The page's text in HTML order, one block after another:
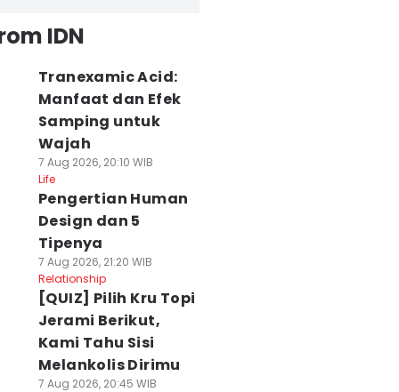
IDN
Tranexamic Acid:
Manfaat dan Efek
Samping untuk
Wajah
7 Aug 2026, 20:10 WIB
Life
Pengertian Human
Design dan 5
Tipenya
7 Aug 2026, 21:20 WIB
Relationship
[QUIZ] Pilih Kru Topi
Jerami Berikut,
Kami Tahu Sisi
Melankolis Dirimu
7 Aug 2026, 20:45 WIB